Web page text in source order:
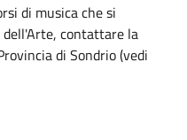
di musica che si
contattare la
di Sondrio (vedi